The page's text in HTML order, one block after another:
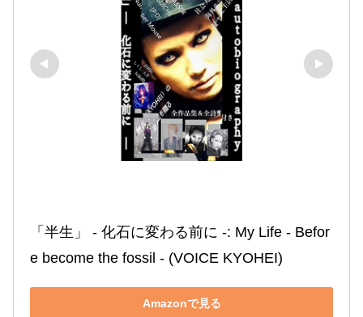
「半生」 ‐ 化石に変わる前に ‐: My Life ‐ Befor
e become the fossil ‐ (VOICE KYOHEI)
Amazonで見る